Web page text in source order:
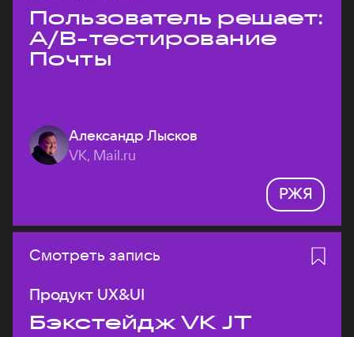
Пользователь решает:
A/B-тестирование
Почты
Александр Лысков
VK, Mail.ru
РЖЯ
Смотреть запись
Продукт UX&UI
Бэкстейдж VK JT